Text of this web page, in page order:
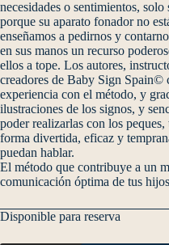
necesidades o sentimientos,
porque su aparato fonador no
enseñamos a pedirnos y
en sus manos un recurso
ellos a tope. Los autores,
creadores de Baby Sign Spain©
experiencia con el método, y
ilustraciones de los signos, y
poder realizarlas con los
forma divertida, eficaz y
puedan hablar.
El método que contribuye a un
comunicación óptima de tus
Disponible para reserva